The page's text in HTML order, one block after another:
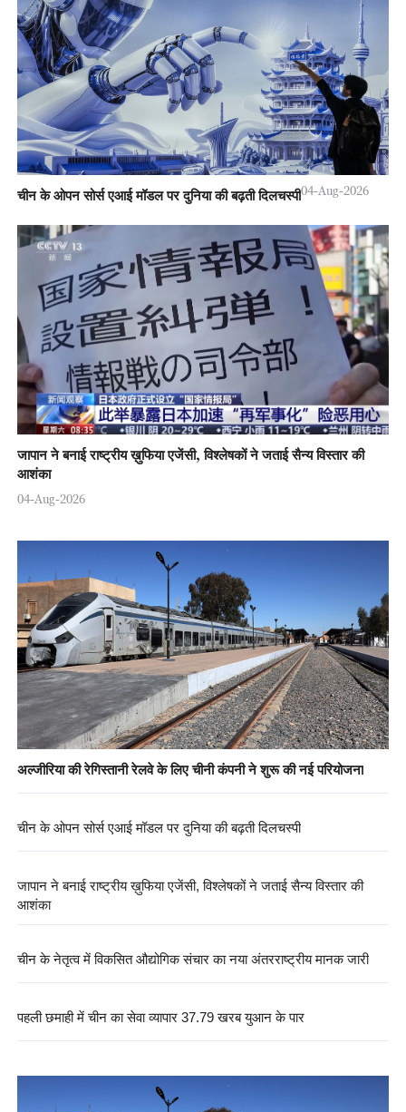
चीन के ओपन सोर्स एआई मॉडल पर दुनिया की बढ़ती दिलचस्पी04-Aug-2026
जापान ने बनाई राष्ट्रीय ख़ुफिया एजेंसी, विश्लेषकों ने जताई सैन्य विस्तार की
आशंका
04-Aug-2026
अल्जीरिया की रेगिस्तानी रेलवे के लिए चीनी कंपनी ने शुरू की नई परियोजना
चीन के ओपन सोर्स एआई मॉडल पर दुनिया की बढ़ती दिलचस्पी
जापान ने बनाई राष्ट्रीय ख़ुफिया एजेंसी, विश्लेषकों ने जताई सैन्य विस्तार की
आशंका
चीन के नेतृत्व में विकसित औद्योगिक संचार का नया अंतरराष्ट्रीय मानक जारी
पहली छमाही में चीन का सेवा व्यापार 37.79 खरब युआन के पार